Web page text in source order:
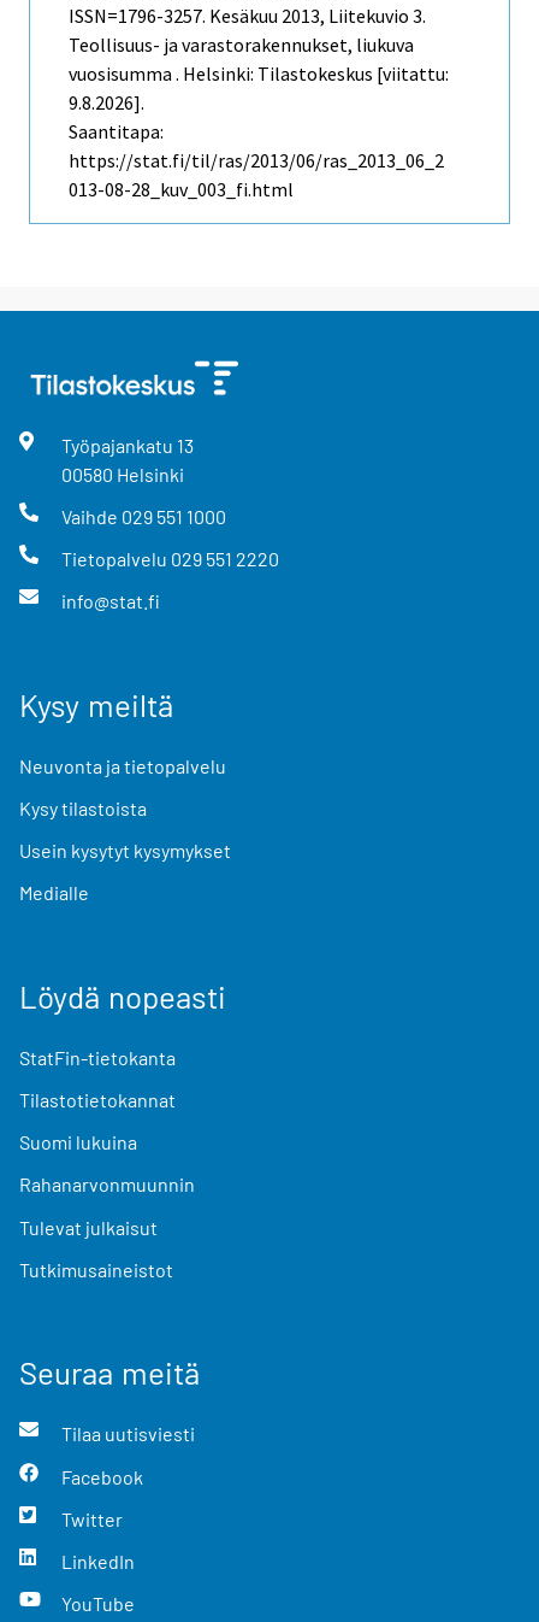
ISSN=1796-3257. Kesäkuu 2013, Liitekuvio 3.
Teollisuus- ja varastorakennukset, liukuva
vuosisumma . Helsinki: Tilastokeskus [viitattu:
9.8.2026].
Saantitapa:
https://stat.fi/til/ras/2013/06/ras_2013_06_2
013-08-28_kuv_003_fi.html
Työpajankatu 13
00580 Helsinki
Vaihde 029 551 1000
Tietopalvelu 029 551 2220
info@stat.fi
Kysy meiltä
Neuvonta ja tietopalvelu
Kysy tilastoista
Usein kysytyt kysymykset
Medialle
Löydä nopeasti
StatFin-tietokanta
Tilastotietokannat
Suomi lukuina
Rahanarvonmuunnin
Tulevat julkaisut
Tutkimusaineistot
Seuraa meitä
Tilaa uutisviesti
Facebook
Twitter
LinkedIn
YouTube